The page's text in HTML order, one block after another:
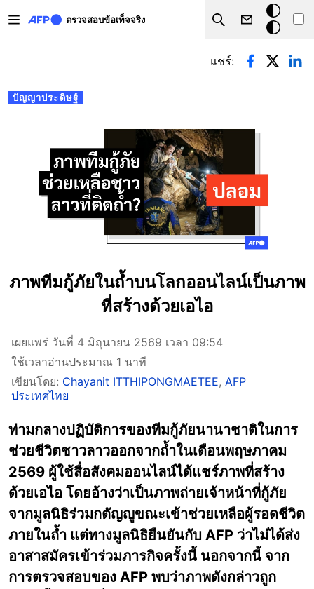
ตรวจสอบข้อเท็จจริง
Search
โหมด
มืด
Primary tabs
ปัญญาประดิษฐ์
แชร์:
ภาพทีมกู้ภัยในถ้ำบนโลกออนไลน์เป็นภาพ
ที่สร้างด้วยเอไอ
เผยแพร่ วันที่ 4 มิถุนายน 2569 เวลา 09:54
ใช้เวลาอ่านประมาณ 1 นาที
เขียนโดย: Chayanit ITTHIPONGMAETEE, AFP
ประเทศไทย
ท่ามกลางปฏิบัติการของทีมกู้ภัยนานาชาติในการ
ช่วยชีวิตชาวลาวออกจากถ้ำในเดือนพฤษภาคม
2569 ผู้ใช้สื่อสังคมออนไลน์ได้แชร์ภาพที่สร้าง
ด้วยเอไอ โดยอ้างว่าเป็นภาพถ่ายเจ้าหน้าที่กู้ภัย
จากมูลนิธิร่วมกตัญญูขณะเข้าช่วยเหลือผู้รอดชีวิต
ภายในถ้ำ แต่ทางมูลนิธิยืนยันกับ AFP ว่าไม่ได้ส่ง
อาสาสมัครเข้าร่วมภารกิจครั้งนี้ นอกจากนี้ จาก
การตรวจสอบของ AFP พบว่าภาพดังกล่าวถูก